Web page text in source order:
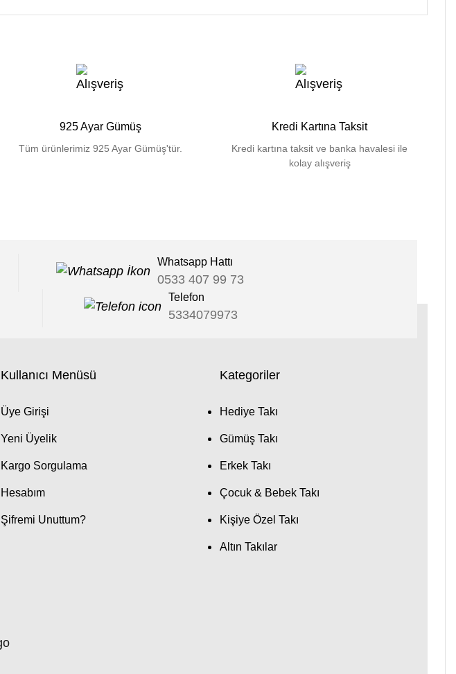
925 Ayar Gümüş
Tüm ürünlerimiz 925 Ayar Gümüş'tür.
Kredi Kartına Taksit
Kredi kartına taksit ve banka havalesi ile
kolay alışveriş
Whatsapp Hattı
0533 407 99 73
Telefon
5334079973
Kullanıcı Menüsü
Üye Girişi
Yeni Üyelik
Kargo Sorgulama
Hesabım
Şifremi Unuttum?
Kategoriler
Hediye Takı
Gümüş Takı
Erkek Takı
Çocuk & Bebek Takı
Kişiye Özel Takı
Altın Takılar